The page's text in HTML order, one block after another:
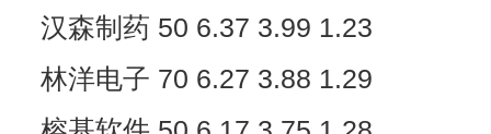
汉森制药 50 6.37 3.99 1.23
林洋电子 70 6.27 3.88 1.29